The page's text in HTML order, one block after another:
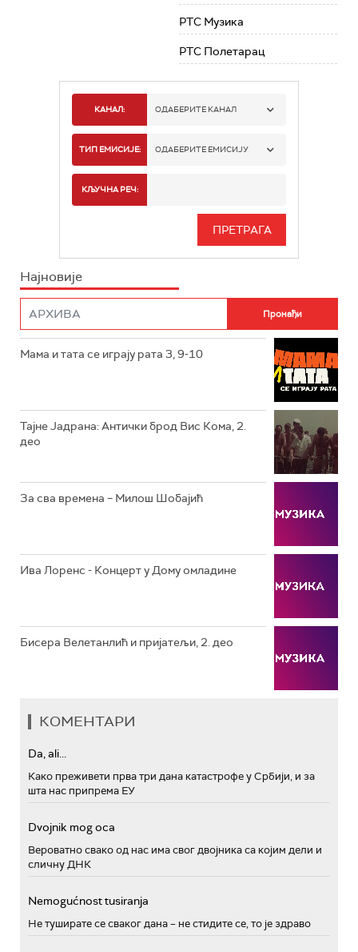
РТС Музика
РТС Полетарац
КАНАЛ: ОДАБЕРИТЕ КАНАЛ
РТС 1
РТС 3
РТС ЖИВОТ
РТС КОЛО
ТИП ЕМИСИЈЕ: ОДАБЕРИТЕ ЕМИСИЈУ
ИНФО
КЉУЧНА РЕЧ:
Најновије
Мама и тата се играју рата 3, 9-10
Тајне Јадрана: Антички брод Вис Кома, 2.
део
За сва времена – Милош Шобајић
Ива Лоренс - Концерт у Дому омладине
Бисера Велетанлић и пријатељи, 2. део
КОМЕНТАРИ
Da, ali...
Како преживети прва три дана катастрофе у Србији, и за
шта нас припрема ЕУ
Dvojnik mog oca
Вероватно свако од нас има свог двојника са којим дели и
сличну ДНК
Nemogućnost tusiranja
Не туширате се сваког дана – не стидите се, то је здраво